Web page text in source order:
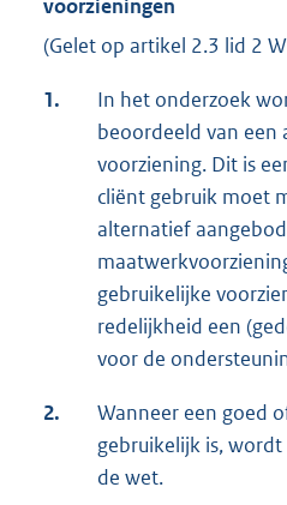
voorzieningen
(Gelet op artikel 2.3 lid 2
1.
In het onderzoek
beoordeeld van een
voorziening. Dit is
cliënt gebruik moet
alternatief
gebruikelijke
redelijkheid een
voor de
2.
Wanneer een goed
gebruikelijk is,
de wet.